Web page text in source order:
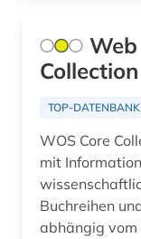
ausländer (1)
Web
Collection
TOP-DATENBANK
WOS Core
mit
Buchreihen
abhängig vom